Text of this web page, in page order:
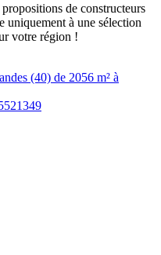
de constructeurs
uniquement à une sélection
votre région !